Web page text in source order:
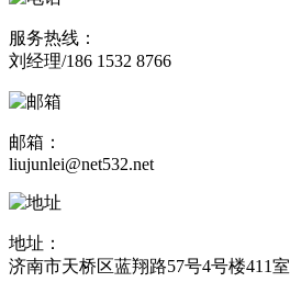
服务热线：
刘经理/186 1532 8766
邮箱：
liujunlei@net532.net
地址：
济南市天桥区蓝翔路57号4号楼411室